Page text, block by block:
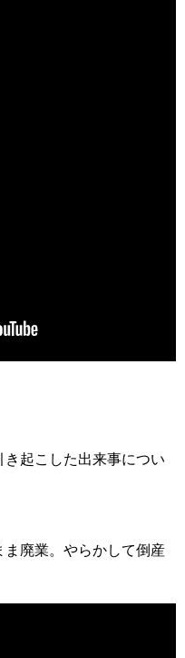
起こした出来事につい
ま廃業。やらかして倒産